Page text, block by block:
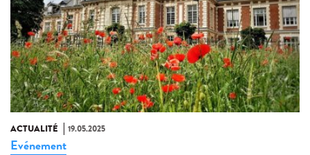
ACTUALITÉ 19.05.2025
Evénement